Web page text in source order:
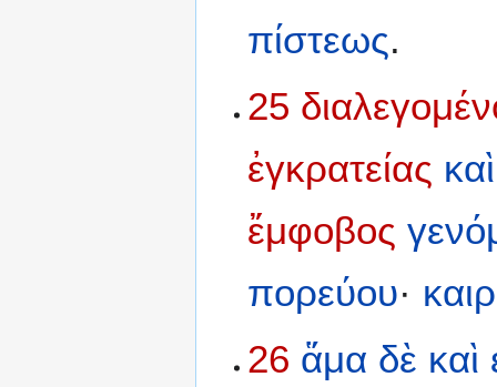
πίστεως.
25
ἐγκρατείας καὶ
ἔμφοβος
πορεύου·
26 ἅμα δὲ καὶ